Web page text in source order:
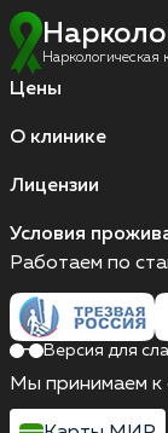
Наркологическая
Цены
О клинике
Лицензии
Условия
Работаем по
Версия для
Мы принимаем к